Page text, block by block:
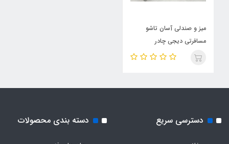
میز و صندلی آسان تاشو
مسافرتی دیجی چادر
دسترسی سریع دسته بندی محصولات